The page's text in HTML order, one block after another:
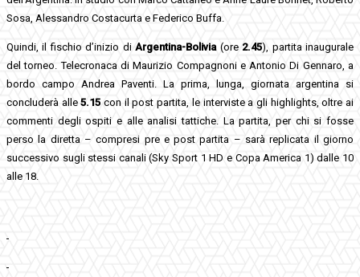
Sosa, Alessandro Costacurta e Federico Buffa.
Quindi, il fischio d’inizio diArgentina-Bolivia(ore 2.45), partita inaugurale
del torneo. Telecronaca di Maurizio Compagnoni e Antonio Di Gennaro, a
bordo campo Andrea Paventi. La prima, lunga, giornata argentina si
concluderà alle5.15 con il post partita, le interviste a gli highlights, oltre ai
commenti degli ospiti e alle analisi tattiche. La partita, per chi si fosse
perso la diretta – compresi pre e post partita – sarà replicata il giorno
successivo sugli stessi canali (Sky Sport 1 HD e Copa America 1) dalle 10
alle 18.